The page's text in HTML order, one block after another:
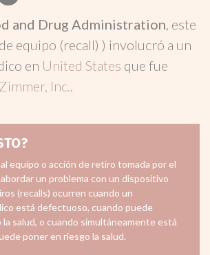
and Drug Administration, este
equipo (recall) ) involucró a un
en United States que fue
Zimmer, Inc..
equipo o acción de retiro tomada por el
un problema con un dispositivo
(recalls) ocurren cuando un
está defectuoso, cuando puede
salud, o cuando simultáneamente está
poner en riesgo la salud.